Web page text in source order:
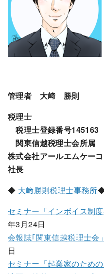
管理者 大﨑 勝則
税理士
税理士登録番号145163
関東信越税理士会所属
株式会社アールエムケー
社長
◆ 大﨑勝則税理士事務所
セミナー「インボイス制度
年3月24日
会報誌｢関東信越税理士会
日
セミナー「起業家のため